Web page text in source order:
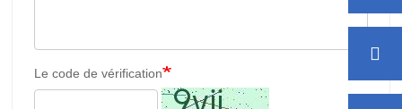
Le code de vérification